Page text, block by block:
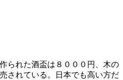
られた酒盃は８０００円、木の
されている。日本でも高い方だ